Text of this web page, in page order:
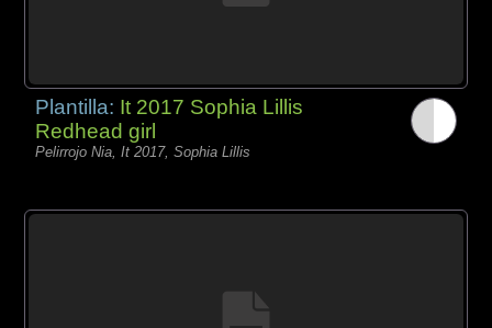
Plantilla: It 2017 Sophia Lillis
Redhead girl
Pelirrojo Nia, It 2017, Sophia Lillis